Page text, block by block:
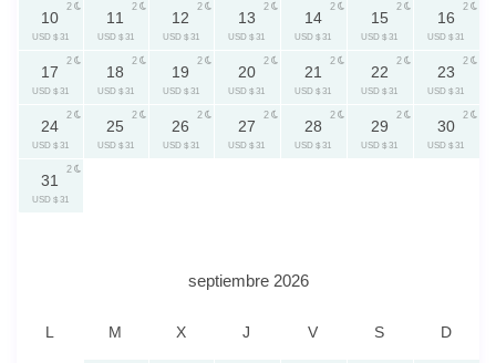
10
USD $ 31
2
11
USD $ 31
2
12
USD $ 31
2
13
USD $ 31
2
14
USD $ 31
2
15
USD $ 31
2
16
USD $ 31
2
17
USD $ 31
2
18
USD $ 31
2
19
USD $ 31
2
20
USD $ 31
2
21
USD $ 31
2
22
USD $ 31
2
23
USD $ 31
2
24
USD $ 31
2
25
USD $ 31
2
26
USD $ 31
2
27
USD $ 31
2
28
USD $ 31
2
29
USD $ 31
2
30
USD $ 31
2
31
USD $ 31
2
septiembre 2026
L M X J V S D